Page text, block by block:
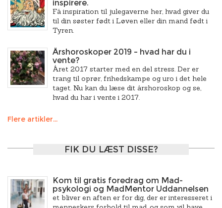
inspirere.
Få inspiration til julegaverne her, hvad giver du
til din søster født i Løven eller din mand født i
Tyren.
Årshoroskoper 2019 – hvad har du i
vente?
Året 2017 starter med en del stress. Der er
trang til oprør, frihedskampe og uro i det hele
taget. Nu kan du læse dit årshoroskop og se,
hvad du har i vente i 2017.
Flere artikler...
FIK DU LÆST DISSE?
Kom til gratis foredrag om Mad-
psykologi og MadMentor Uddannelsen
et bliver en aften er for dig, der er interesseret i